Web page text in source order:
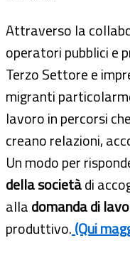
Attraverso la
operatori pubblici e
Terzo Settore e
migranti
lavoro in percorsi
creano relazioni,
Un modo per
della societàdi
alladomanda di
produttivo.(Qui